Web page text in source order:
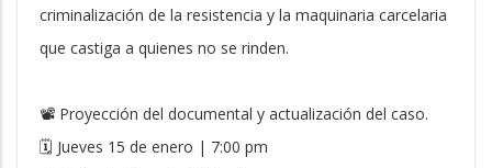
criminalización de la resistencia y la maquinaria carcelaria
que castiga a quienes no se rinden.
📽 Proyección del documental y actualización del caso.
🗓 Jueves 15 de enero | 7:00 pm